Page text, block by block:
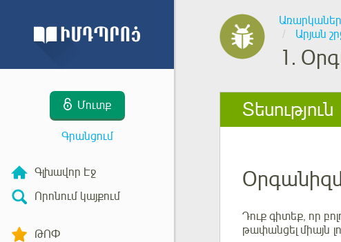
Մուտք
Գրանցում
Գլխավոր Էջ
Որոնում կայքում
ԹՈՓ
Առարկաներ
Արյան
1.
Տեսություն
Դուք գիտեք, որ
թափանցել միայն